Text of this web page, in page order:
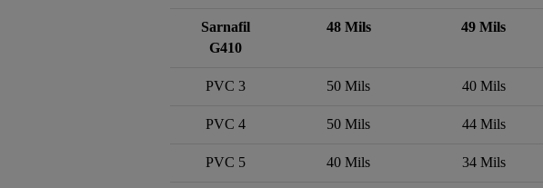
Sarnafil
G410
48 Mils 49 Mils
PVC 3 50 Mils 40 Mils
PVC 4 50 Mils 44 Mils
PVC 5 40 Mils 34 Mils